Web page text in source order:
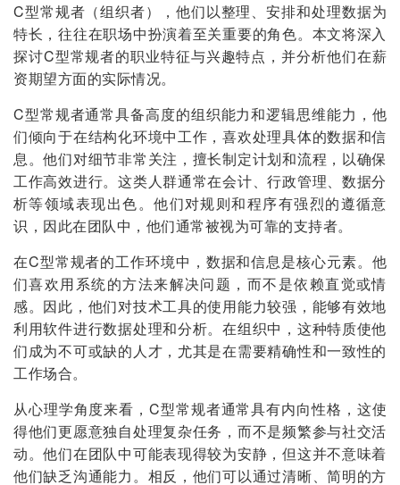
C型常规者（组织者），他们以整理、安排和处理数据为
特长，往往在职场中扮演着至关重要的角色。本文将深入
探讨C型常规者的职业特征与兴趣特点，并分析他们在薪
资期望方面的实际情况。
C型常规者通常具备高度的组织能力和逻辑思维能力，他
们倾向于在结构化环境中工作，喜欢处理具体的数据和信
息。他们对细节非常关注，擅长制定计划和流程，以确保
工作高效进行。这类人群通常在会计、行政管理、数据分
析等领域表现出色。他们对规则和程序有强烈的遵循意
识，因此在团队中，他们通常被视为可靠的支持者。
在C型常规者的工作环境中，数据和信息是核心元素。他
们喜欢用系统的方法来解决问题，而不是依赖直觉或情
感。因此，他们对技术工具的使用能力较强，能够有效地
利用软件进行数据处理和分析。在组织中，这种特质使他
们成为不可或缺的人才，尤其是在需要精确性和一致性的
工作场合。
从心理学角度来看，C型常规者通常具有内向性格，这使
得他们更愿意独自处理复杂任务，而不是频繁参与社交活
动。他们在团队中可能表现得较为安静，但这并不意味着
他们缺乏沟通能力。相反，他们可以通过清晰、简明的方